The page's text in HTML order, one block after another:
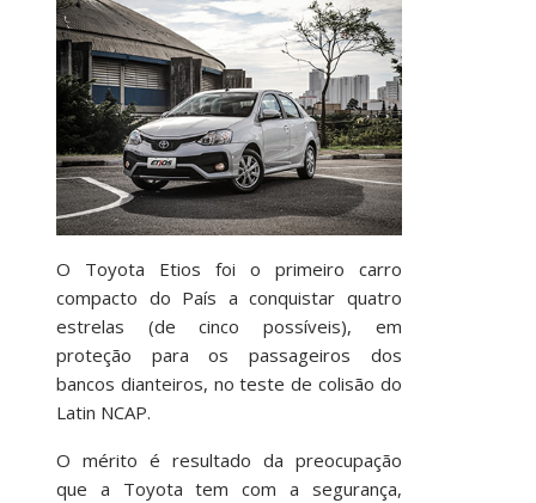
O Toyota Etios foi o primeiro carro
compacto do País a conquistar quatro
estrelas (de cinco possíveis), em
proteção para os passageiros dos
bancos dianteiros, no teste de colisão do
Latin NCAP.
O mérito é resultado da preocupação
que a Toyota tem com a segurança,